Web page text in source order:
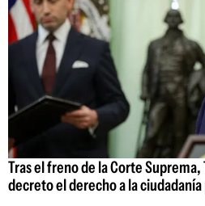
Tras el freno de la Corte
decreto el derecho a la ciudadanía